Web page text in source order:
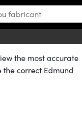
Non
the most accurate
correct Edmund